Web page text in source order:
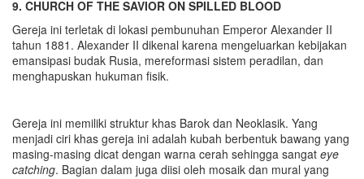
9. CHURCH OF THE SAVIOR ON SPILLED BLOOD
Gereja ini terletak di lokasi pembunuhan Emperor Alexander II
tahun 1881. Alexander II dikenal karena mengeluarkan kebijakan
emansipasi budak Rusia, mereformasi sistem peradilan, dan
menghapuskan hukuman fisik.
Gereja ini memiliki struktur khas Barok dan Neoklasik. Yang
menjadi ciri khas gereja ini adalah kubah berbentuk bawang yang
masing-masing dicat dengan warna cerah sehingga sangat eye
catching. Bagian dalam juga diisi oleh mosaik dan mural yang